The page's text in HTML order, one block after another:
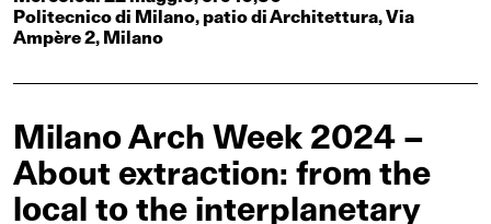
Politecnico di Milano, patio di Architettura, Via
Ampère 2, Milano
Milano Arch Week 2024 –
About extraction: from the
local to the interplanetary